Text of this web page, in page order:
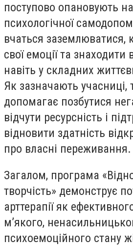
поступово опановують
психологічної
вчаться заземлюватися,
свої емоції та знаходити
навіть у складних
Як зазначають учасниці,
допомагає позбутися
відчути ресурсність і
відновити здатність
про власні переживання.
Загалом, програма
творчість» демонструє
арттерапії як
м’якого,
психоемоційного стану